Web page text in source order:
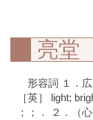
亮堂
形容詞 １．
［英］ light;
；；． ２．（